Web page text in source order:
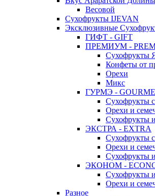
Весовой
Сухофрукты IJEVAN
Эксклюзивные
ГИФТ - GIFT
ПРЕМИУМ -
Сухофрукты
Конфеты от
Орехи
Микс
ГУРМЭ -
Сухофрукты
Орехи и
Сухофрукты
ЭКСТРА - EXTRA
Сухофрукты
Орехи и
Сухофрукты
ЭКОНОМ -
Сухофрукты
Орехи и
Разное